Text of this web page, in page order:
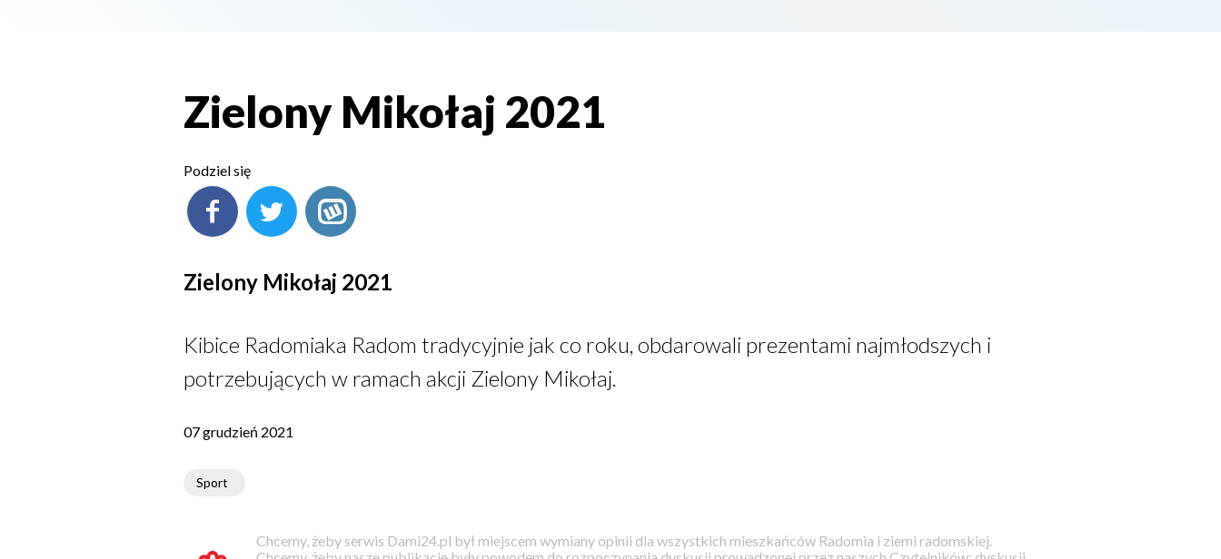
Zielony Mikołaj 2021
Podziel się
Zielony Mikołaj 2021
Kibice Radomiaka Radom tradycyjnie jak co roku, obdarowali prezentami najmłodszych i
potrzebujących w ramach akcji Zielony Mikołaj.
07 grudzień 2021
Sport
Chcemy, żeby serwis Dami24.pl był miejscem wymiany opinii dla wszystkich mieszkańców Radomia i ziemi radomskiej.